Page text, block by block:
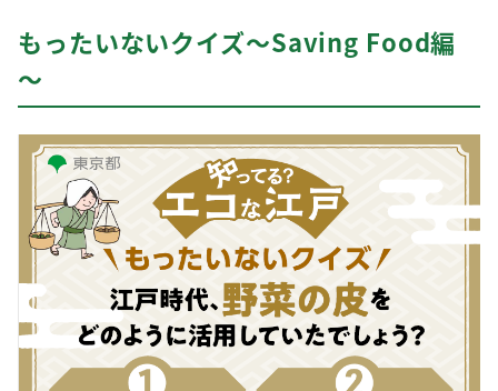
もったいないクイズ～Saving Food編
～